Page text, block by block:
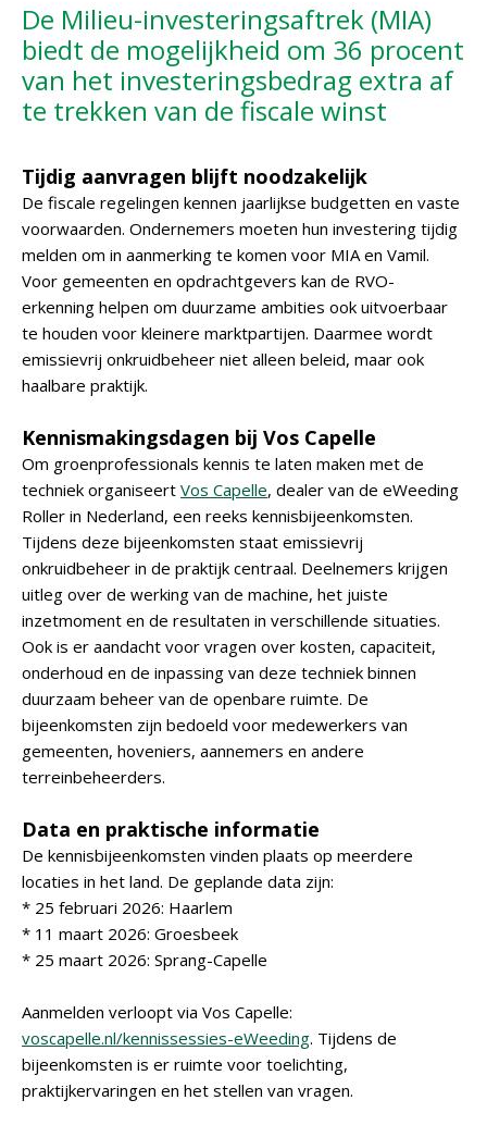
De Milieu-investeringsaftrek (MIA)
biedt de mogelijkheid om 36 procent
van het investeringsbedrag extra af
te trekken van de fiscale winst
Tijdig aanvragen blijft noodzakelijk
De fiscale regelingen kennen jaarlijkse budgetten en vaste
voorwaarden. Ondernemers moeten hun investering tijdig
melden om in aanmerking te komen voor MIA en Vamil.
Voor gemeenten en opdrachtgevers kan de RVO-
erkenning helpen om duurzame ambities ook uitvoerbaar
te houden voor kleinere marktpartijen. Daarmee wordt
emissievrij onkruidbeheer niet alleen beleid, maar ook
haalbare praktijk.
Kennismakingsdagen bij Vos Capelle
Om groenprofessionals kennis te laten maken met de
techniek organiseert Vos Capelle, dealer van de eWeeding
Roller in Nederland, een reeks kennisbijeenkomsten.
Tijdens deze bijeenkomsten staat emissievrij
onkruidbeheer in de praktijk centraal. Deelnemers krijgen
uitleg over de werking van de machine, het juiste
inzetmoment en de resultaten in verschillende situaties.
Ook is er aandacht voor vragen over kosten, capaciteit,
onderhoud en de inpassing van deze techniek binnen
duurzaam beheer van de openbare ruimte. De
bijeenkomsten zijn bedoeld voor medewerkers van
gemeenten, hoveniers, aannemers en andere
terreinbeheerders.
Data en praktische informatie
De kennisbijeenkomsten vinden plaats op meerdere
locaties in het land. De geplande data zijn:
* 25 februari 2026: Haarlem
* 11 maart 2026: Groesbeek
* 25 maart 2026: Sprang-Capelle
Aanmelden verloopt via Vos Capelle:
voscapelle.nl/kennissessies-eWeeding. Tijdens de
bijeenkomsten is er ruimte voor toelichting,
praktijkervaringen en het stellen van vragen.